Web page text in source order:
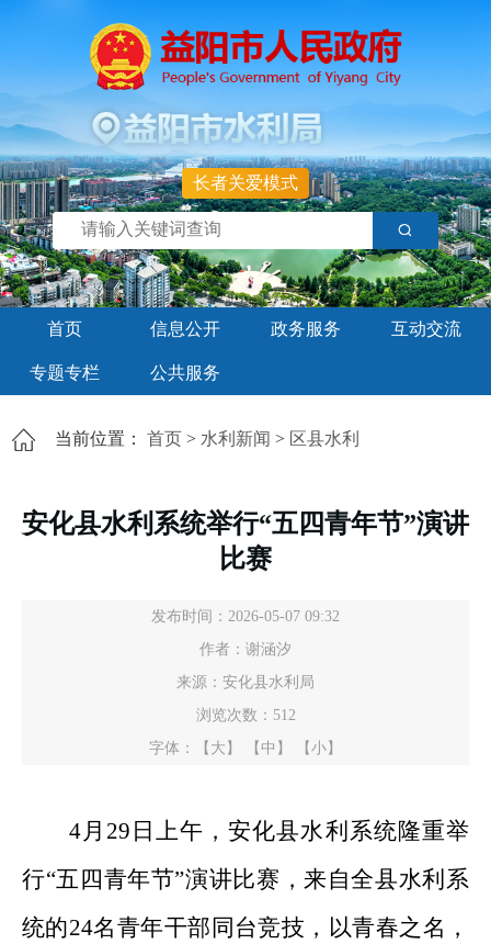
长者关爱模式
首页 信息公开 政务服务 互动交流
专题专栏 公共服务
当前位置： 首页 > 水利新闻 > 区县水利
安化县水利系统举行“五四青年节”演讲
比赛
发布时间：2026-05-07 09:32
作者：谢涵汐
来源：安化县水利局
浏览次数： 512
字体：
【大】 【中】 【小】
4月29日上午，安化县水利系统隆重举
行“五四青年节”演讲比赛，来自全县水利系
统的24名青年干部同台竞技，以青春之名，